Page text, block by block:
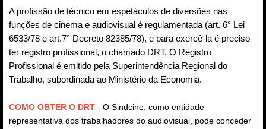
A profissão de técnico em espetáculos de diversões nas
funções de cinema e audiovisual é regulamentada (art. 6° Lei
6533/78 e art.7° Decreto 82385/78), e para exercê-la é preciso
ter registro profissional, o chamado DRT. O Registro
Profissional é emitido pela Superintendência Regional do
Trabalho, subordinada ao Ministério da Economia.
COMO OBTER O DRT - O Sindcine, como entidade
representativa dos trabalhadores do audiovisual, pode conceder